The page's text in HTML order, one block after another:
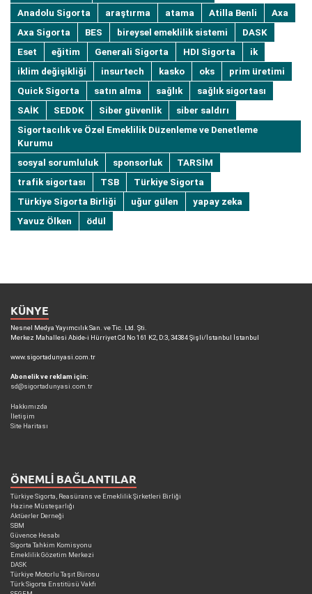
Anadolu Sigorta
araştırma atama Atilla Benli
Axa
Axa Sigorta
BES bireysel emeklilik sistemi
DASK
Eset
eğitim Generali Sigorta HDI Sigorta
ik
iklim değişikliği
insurtech kasko oks
prim üretimi
Quick Sigorta
satın alma sağlık
sağlık sigortası
SAİK
SEDDK Siber güvenlik
siber saldırı
Sigortacılık ve Özel Emeklilik Düzenleme ve Denetleme
Kurumu
sosyal sorumluluk
sponsorluk
TARSİM
trafik sigortası
TSB
Türkiye Sigorta
Türkiye Sigorta Birliği
uğur gülen
yapay zeka
Yavuz Ölken
ödül
KÜNYE
Nesnel Medya Yayımcılık San. ve Tic. Ltd. Şti.
Merkez Mahallesi Abide-i Hürriyet Cd No 161 K2, D:3, 34384 Şişli/İstanbul İstanbul
www.sigortadunyasi.com.tr
Abonelik ve reklam için:
sd@sigortadunyasi.com.tr
Hakkımızda
İletişim
Site Haritası
ÖNEMLI BAĞLANTILAR
Türkiye Sigorta, Reasürans ve Emeklilik Şirketleri Birliği
Hazine Müsteşarlığı
Aktüerler Derneği
SBM
Güvence Hesabı
Sigorta Tahkim Komisyonu
Emeklilik Gözetim Merkezi
DASK
Türkiye Motorlu Taşıt Bürosu
Türk Sigorta Enstitüsü Vakfı